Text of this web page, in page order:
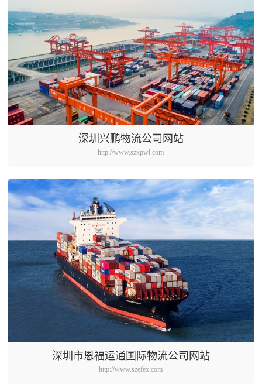
深圳兴鹏物流公司网站
http://www.szxpwl.com
深圳市恩福运通国际物流公司网站
http://www.szefex.com